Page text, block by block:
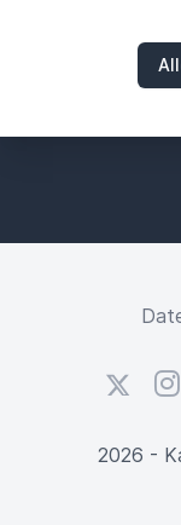
X
2026 -